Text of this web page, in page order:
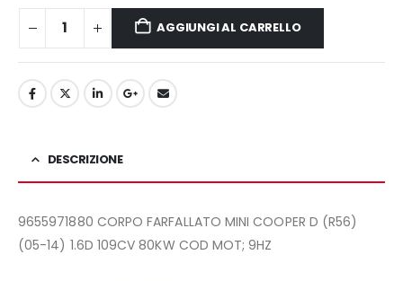
AGGIUNGI AL CARRELLO
DESCRIZIONE
9655971880 CORPO FARFALLATO MINI COOPER D (R56)
(05-14) 1.6D 109CV 80KW COD MOT; 9HZ